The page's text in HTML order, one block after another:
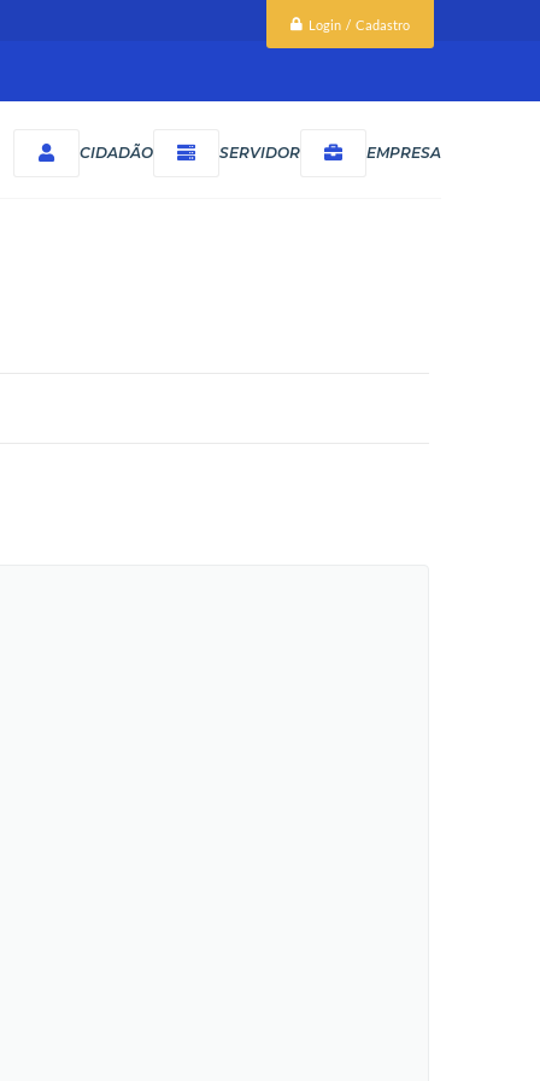
Login / Cadastro
CIDADÃO SERVIDOR EMPRESA